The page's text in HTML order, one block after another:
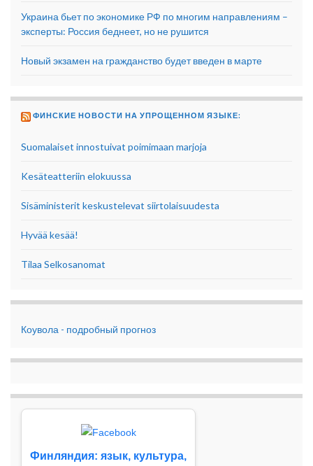
Украина бьет по экономике РФ по многим направлениям –
эксперты: Россия беднеет, но не рушится
Новый экзамен на гражданство будет введен в марте
ФИНСКИЕ НОВОСТИ НА УПРОЩЕННОМ ЯЗЫКЕ:
Suomalaiset innostuivat poimimaan marjoja
Kesäteatteriin elokuussa
Sisäministerit keskustelevat siirtolaisuudesta
Hyvää kesää!
Tilaa Selkosanomat
Коувола - подробный прогноз
Финляндия: язык, культура,